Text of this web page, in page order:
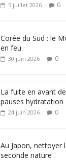
5 juillet 2026 0
Corée du Sud : le
en feu
30 juin 2026 0
La fuite en avant
pauses hydratation
24 juin 2026 0
Au Japon, nettoyer
seconde nature